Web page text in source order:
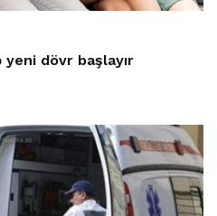
dövr başlayır